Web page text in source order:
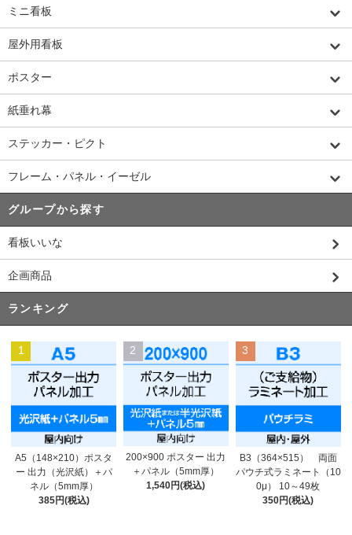
ミニ看板
屋外用看板
ポスター
紙垂れ幕
ステッカー・ピクト
フレーム・パネル・イーゼル
グループから探す
看板いいな
企画商品
ランキング
1
A5（148×210）ポスタ
ー 出力（光沢紙）＋パ
ネル（5mm厚）
385円(税込)
2
200×900 ポスター 出力
＋パネル（5mm厚）
1,540円(税込)
3
B3（364×515） 両面
パウチ式ラミネート（10
0μ） 10～49枚
350円(税込)